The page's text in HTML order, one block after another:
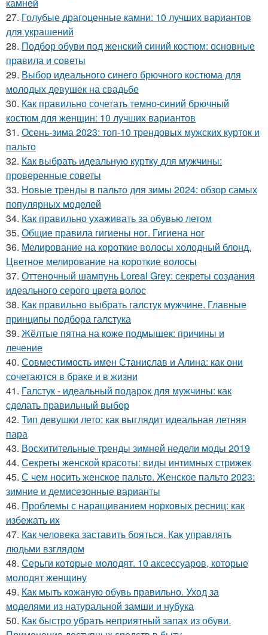
камней
27. Голубые драгоценные камни: 10 лучших вариантов
для украшений
28. Подбор обуви под женский синий костюм: основные
правила и советы
29. Выбор идеального синего брючного костюма для
молодых девушек на свадьбе
30. Как правильно сочетать темно-синий брючный
костюм для женщин: 10 лучших вариантов
31. Осень-зима 2023: топ-10 трендовых мужских курток и
пальто
32. Как выбрать идеальную куртку для мужчины:
проверенные советы
33. Новые тренды в пальто для зимы 2024: обзор самых
популярных моделей
34. Как правильно ухаживать за обувью летом
35. Общие правила гигиены ног. Гигиена ног
36. Мелирование на короткие волосы холодный блонд.
Цветное мелирование на короткие волосы
37. Оттеночный шампунь Loreal Grey: секреты создания
идеального серого цвета волос
38. Как правильно выбрать галстук мужчине. Главные
принципы подбора галстука
39. Жёлтые пятна на коже подмышек: причины и
лечение
40. Совместимость имен Станислав и Алина: как они
сочетаются в браке и в жизни
41. Галстук - идеальный подарок для мужчины: как
сделать правильный выбор
42. Тип девушки лето: как выглядит идеальная летняя
пара
43. Восхитительные тренды зимней недели моды 2019
44. Секреты женской красоты: виды интимных стрижек
45. С чем носить женское пальто. Женское пальто 2023:
зимние и демисезонные варианты
46. Проблемы с наращиванием норковых ресниц: как
избежать их
47. Как человека заставить бояться. Как управлять
людьми взглядом
48. Серьги которые молодят. 10 аксессуаров, которые
молодят женщину
49. Как мыть кожаную обувь правильно. Уход за
моделями из натуральной замши и нубука
50. Как быстро убрать неприятный запах из обуви.